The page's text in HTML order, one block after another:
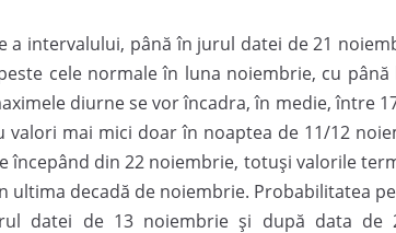
a intervalului, până în jurul datei de 21
cele normale în luna noiembrie, cu
diurne se vor încadra, în medie, între
valori mai mici doar în noaptea de 11/12
începând din 22 noiembrie, totuși valorile
ultima decadă de noiembrie. Probabilitatea
datei de 13 noiembrie și după data de